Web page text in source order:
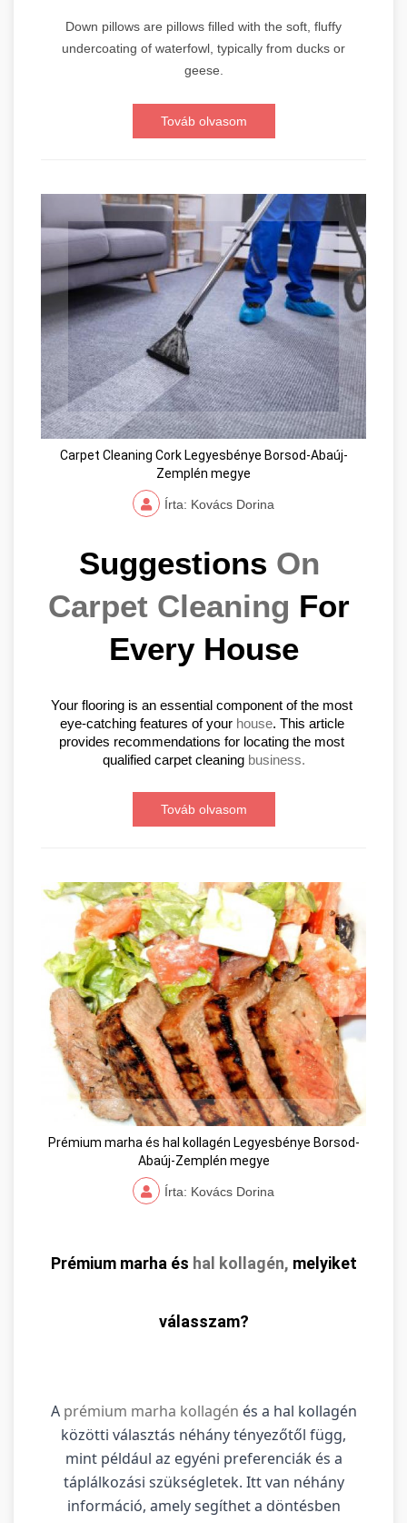
Down pillows are pillows filled with the soft, fluffy
undercoating of waterfowl, typically from ducks or
geese.
Továb olvasom
Carpet Cleaning Cork Legyesbénye Borsod-Abaúj-
Zemplén megye
Írta: Kovács Dorina
Suggestions On
Carpet Cleaning For
Every House
Your flooring is an essential component of the most
eye-catching features of your house. This article
provides recommendations for locating the most
qualified carpet cleaning business.
Továb olvasom
Prémium marha és hal kollagén Legyesbénye Borsod-
Abaúj-Zemplén megye
Írta: Kovács Dorina
Prémium marha és hal kollagén, melyiket
válasszam?
A prémium marha kollagén és a hal kollagén
közötti választás néhány tényezőtől függ,
mint például az egyéni preferenciák és a
táplálkozási szükségletek. Itt van néhány
információ, amely segíthet a döntésben